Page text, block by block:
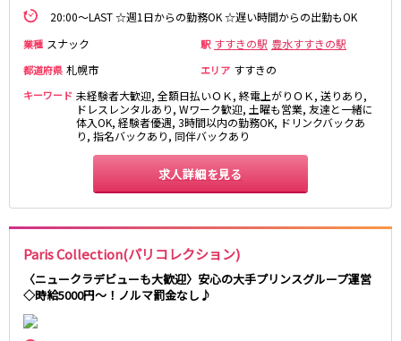
20:00～LAST ☆週1日からの勤務OK ☆遅い時間からの出勤もOK
業種 スナック 駅 すすきの駅 豊水すすきの駅
都道府県 札幌市 エリア すすきの
キーワード 未経験者大歓迎, 全額日払いＯＫ, 終電上がりＯＫ, 送りあり,
ドレスレンタルあり, Wワーク歓迎, 土曜も営業, 友達と一緒に
体入OK, 経験者優遇, 3時間以内の勤務OK, ドリンクバックあ
り, 指名バックあり, 同伴バックあり
求人詳細を見る
Paris Collection(パリコレクション)
〈ニュークラデビューも大歓迎〉安心の大手プリンスグループ運営
◇時給5000円～！ノルマ罰金なし♪